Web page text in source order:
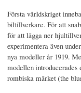
Första världskriget
biltillverkare. För att
för att lägga ner
experimentera även
nya modeller år 1919.
modellen
rombiska märket (the